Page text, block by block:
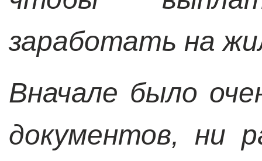
заработать на
Вначале было
документов, ни